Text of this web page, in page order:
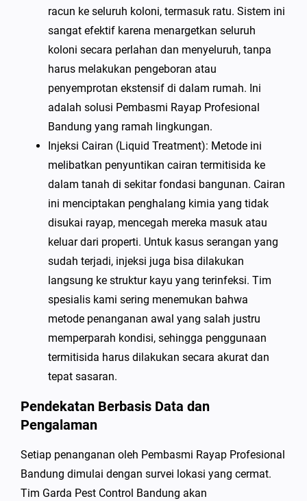
racun ke seluruh koloni, termasuk ratu. Sistem ini
sangat efektif karena menargetkan seluruh
koloni secara perlahan dan menyeluruh, tanpa
harus melakukan pengeboran atau
penyemprotan ekstensif di dalam rumah. Ini
adalah solusi Pembasmi Rayap Profesional
Bandung yang ramah lingkungan.
Injeksi Cairan (Liquid Treatment): Metode ini
melibatkan penyuntikan cairan termitisida ke
dalam tanah di sekitar fondasi bangunan. Cairan
ini menciptakan penghalang kimia yang tidak
disukai rayap, mencegah mereka masuk atau
keluar dari properti. Untuk kasus serangan yang
sudah terjadi, injeksi juga bisa dilakukan
langsung ke struktur kayu yang terinfeksi. Tim
spesialis kami sering menemukan bahwa
metode penanganan awal yang salah justru
memperparah kondisi, sehingga penggunaan
termitisida harus dilakukan secara akurat dan
tepat sasaran.
Pendekatan Berbasis Data dan
Pengalaman
Setiap penanganan oleh Pembasmi Rayap Profesional
Bandung dimulai dengan survei lokasi yang cermat.
Tim Garda Pest Control Bandung akan